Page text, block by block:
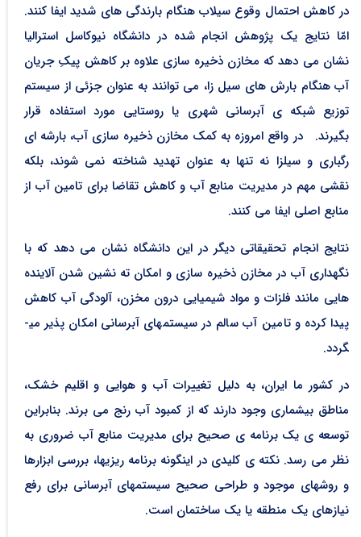
در کاهش احتمال وقوع سیلاب هنگام بارندگی ­های شدید ایفا کنند.
امّا نتایج یک پژوهش انجام شده در دانشگاه نیوکاسل استرالیا
نشان می ­دهد که مخازن ذخیره ­سازی علاوه بر کاهش پیکِ جریان
آب هنگام بارش ­های سیل­ زا، می­ توانند به عنوان جزئی از سیستم
توزیع شبکه­ ی آب­رسانی شهری یا روستایی مورد استفاده قرار
بگیرند. در واقع امروزه به کمک مخازن ذخیره­ سازی آب، بارش­ه ای
رگباری و سیل­زا نه تنها به عنوان تهدید شناخته نمی شوند، بلکه
نقشی مهم در مدیریت منابع آب و کاهش تقاضا برای تامین آب از
منابع اصلی ایفا می­ کنند.
نتایج انجام تحقیقاتی دیگر در این دانشگاه نشان می ­دهد که با
نگهداری آب در مخازن ذخیره ­سازی و امکان ته­ نشین شدن آلاینده
­هایی مانند فلزات و مواد شیمیایی درون مخزن، آلودگی آب کاهش
پیدا کرده و تامین آب سالم در سیستم­های آبرسانی امکان­ پذیر می­
گردد.
در کشور ما ایران، به دلیل تغییرات آب و هوایی و اقلیم خشک،
مناطق بی­شماری وجود دارند که از کمبود آب رنج می ­برند. بنابراین
توسعه ­ی یک برنامه ­ی صحیح برای مدیریت منابع آب ضروری به
نظر می­ رسد. نکته ی کلیدی در اینگونه برنامه ­ریزی­ها، بررسی ابزارها
و روش­های موجود و طراحی صحیح سیستم­های آبرسانی برای رفع
نیازهای یک منطقه یا یک ساختمان است.